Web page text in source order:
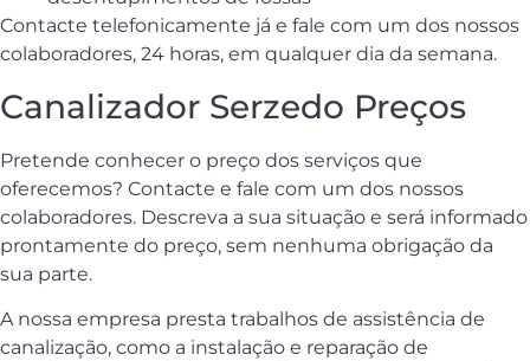
Contacte telefonicamente já e fale com um dos nossos
colaboradores, 24 horas, em qualquer dia da semana.
Canalizador Serzedo Preços
Pretende conhecer o preço dos serviços que
oferecemos? Contacte e fale com um dos nossos
colaboradores. Descreva a sua situação e será informado
prontamente do preço, sem nenhuma obrigação da
sua parte.
A nossa empresa presta trabalhos de assistência de
canalização, como a instalação e reparação de